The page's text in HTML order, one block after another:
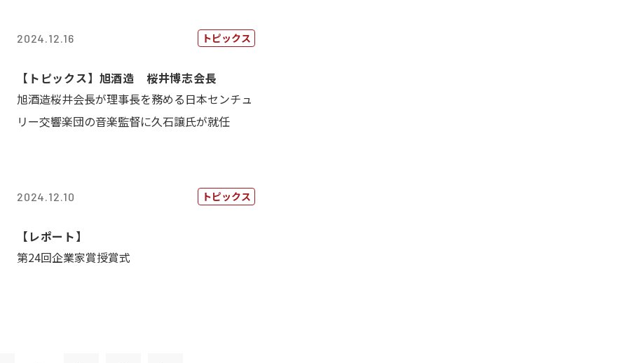
2024.12.16 トピックス
【トピックス】旭酒造 桜井博志会長
旭酒造桜井会長が理事長を務める日本センチュ
リー交響楽団の音楽監督に久石譲氏が就任
2024.12.10 トピックス
【レポート】
第24回企業家賞授賞式